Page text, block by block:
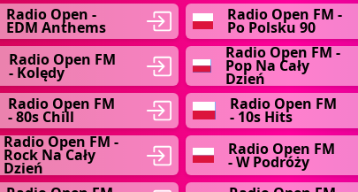
Radio Open -
EDM Anthems
Radio Open FM -
Po Polsku 90
Radio Open FM
- Kolędy
Radio Open FM -
Pop Na Cały
Dzień
Radio Open FM
- 80s Chill
Radio Open FM
- 10s Hits
Radio Open FM -
Rock Na Cały
Dzień
Radio Open FM
- W Podróży